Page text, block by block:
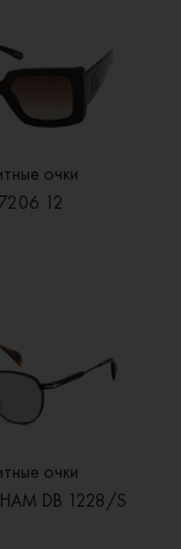
очки
12
очки
DB 1228/S